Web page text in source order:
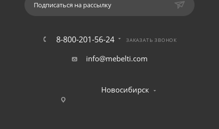
Подписаться на рассылку
8-800-201-56-24 ЗАКАЗАТЬ ЗВОНОК
info@mebelti.com
Новосибирск